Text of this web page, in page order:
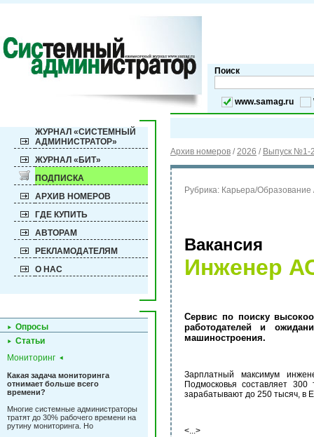
Поиск
www.samag.ru
ЖУРНАЛ «СИСТЕМНЫЙ
АДМИНИСТРАТОР»
ЖУРНАЛ «БИТ»
ПОДПИСКА
АРХИВ НОМЕРОВ
ГДЕ КУПИТЬ
АВТОРАМ
РЕКЛАМОДАТЕЛЯМ
О НАС
Опросы
Статьи
Мониторинг
Какая задача мониторинга
отнимает больше всего
времени?
Многие системные администраторы
тратят до 30% рабочего времени на
рутину мониторинга. Но
Архив номеров / 2026 / Выпуск №1-
Рубрика: Карьера/
Вакансия
Инженер
Сервис по поиску
работодателей и
машиностроения.
Зарплатный максимум
Подмосковья составляет
зарабатывают до 250 тысяч, в
<...>